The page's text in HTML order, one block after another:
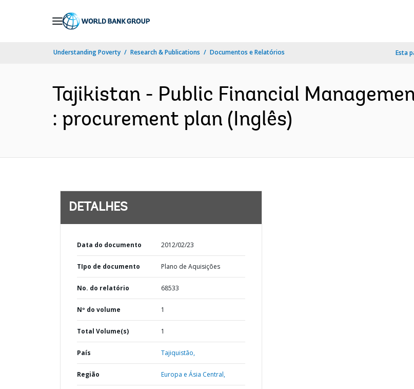
Understanding Poverty Research & Publications Documentos e Relatórios Esta
Tajikistan - Public Financial
: procurement plan (Inglês)
DETALHES
Data do documento 2012/02/23
TIpo de documento Plano de Aquisições
No. do relatório 68533
Nº do volume 1
Total Volume(s) 1
País Tajiquistão,
Região Europa e Ásia Central,